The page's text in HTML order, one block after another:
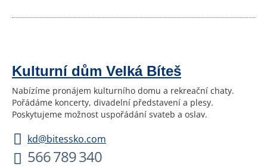
Kulturní dům Velká Bíteš
Nabízíme pronájem kulturního domu a rekreační chaty.
Pořádáme koncerty, divadelní představení a plesy.
Poskytujeme možnost uspořádání svateb a oslav.
kd@bitessko.com
566 789 340